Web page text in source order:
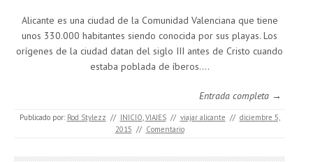
Alicante es una ciudad de la Comunidad Valenciana que tiene
unos 330.000 habitantes siendo conocida por sus playas. Los
orígenes de la ciudad datan del siglo III antes de Cristo cuando
estaba poblada de íberos.…
Entrada completa →
Publicado por: Rod Stylezz // INICIO,VIAJES // viajar alicante // diciembre 5,
2015 // Comentario